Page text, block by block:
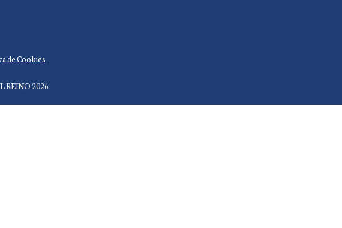
de Cookies
REINO 2026